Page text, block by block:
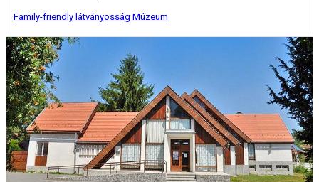
Family-friendly látványosság Múzeum